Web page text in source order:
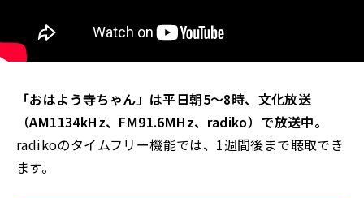
「おはよう寺ちゃん」は平日朝5～8時、文化放送
（AM1134kHz、FM91.6MHz、radiko）で放送中。
radikoのタイムフリー機能では、1週間後まで聴取でき
ます。